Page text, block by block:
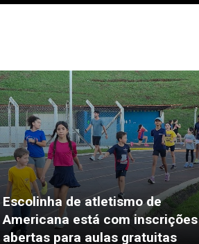
Escolinha de atletismo de
Americana está com inscrições
abertas para aulas gratuitas